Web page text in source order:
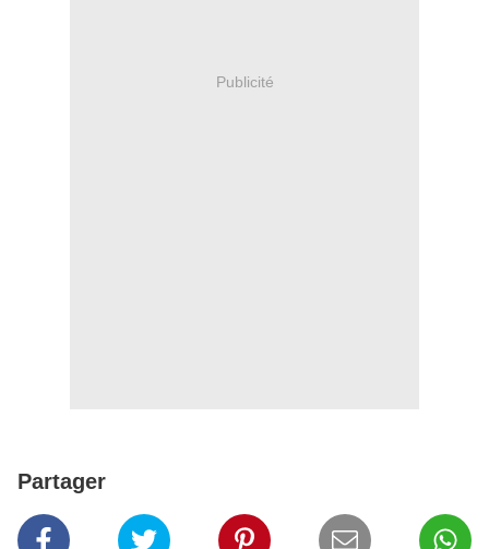
Publicité
Partager